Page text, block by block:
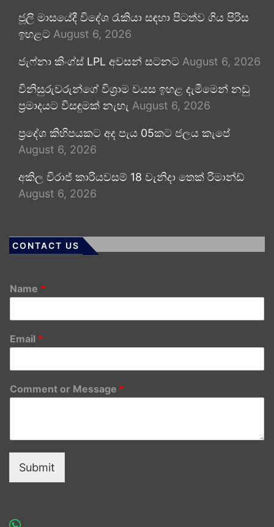
ජූලි මාසයේදී විදේශ රැකියා සඳහා පිටත්ව ගිය පිරිස
ඉහළට August 6, 2026
ජැෆ්නා කිංග්ස් LPL අවසන් සටනට August 6, 2026
විනිසුරුවරුන්ගේ විශ්‍රාම වයස ඉහළ දැමීමෙන් නඩු
ප්‍රමාදයට විසඳුමක් නැහැ August 6, 2026
ප්‍රදේශ කිහිපයකට අද පැය 05කට ජලය කැපේ
August 6, 2026
අකිල විරාජ් කාරියවසම් 18 වැනිදා තෙක් රිමාන්ඩ්
August 6, 2026
CONTACT US
Name *
Email *
Comment or Message *
Submit